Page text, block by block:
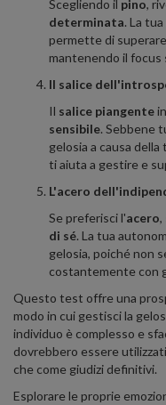
Scegliendo il pino,
determinata. La
permette di
mantenendo il
Il salice
Il salice piangente
sensibile. Sebbene
gelosia a causa
ti aiuta a gestire e
L'acero
Se preferisci l'acero,
di sé. La tua
gelosia, poiché non
costantemente con
Questo test offre una
modo in cui gestisci la
individuo è complesso e
dovrebbero essere
che come giudizi definitivi.
Esplorare le proprie